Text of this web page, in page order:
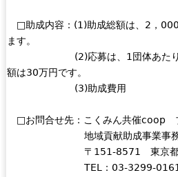
□助成内容：(1)助成総額は、2，
ます。
(2)応募は、1団体あたり1事
額は30万円です。
(3)助成費用
□お問合せ先：こくみん共催coop
地域貢献助成事業事務
〒151-8571 東京都渋谷
TEL：03-3299-0161